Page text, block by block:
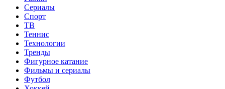
Сериалы
Спорт
ТВ
Теннис
Технологии
Тренды
Фигурное катание
Фильмы и сериалы
Футбол